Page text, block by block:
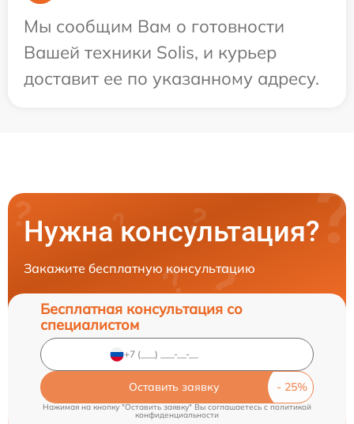
Мы сообщим Вам о готовности
Вашей техники Solis, и курьер
доставит ее по указанному адресу.
Нужна консультация?
Закажите бесплатную консультацию
Бесплатная консультация со
специалистом
Оставить заявку
Нажимая на кнопку "Оставить заявку" Вы соглашаетесь cполитикой
конфиденциальности